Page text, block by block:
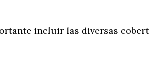
incluir las diversas